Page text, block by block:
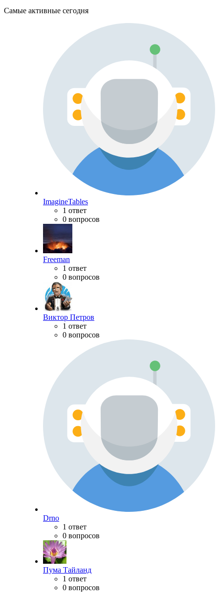
Самые активные сегодня
ImagineTables
1 ответ
0 вопросов
Freeman
1 ответ
0 вопросов
Виктор Петров
1 ответ
0 вопросов
Drno
1 ответ
0 вопросов
Пума Тайланд
1 ответ
0 вопросов